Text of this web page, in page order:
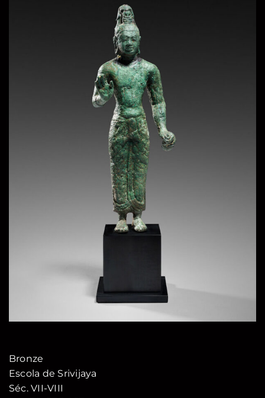
Bronze
Escola de Srivijaya
Séc. VII-VIII